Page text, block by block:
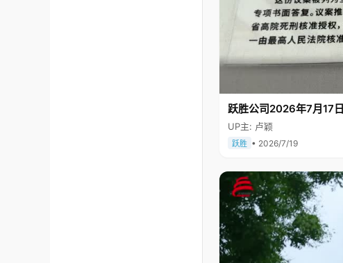
跃胜公司2026年7月17日
UP主: 卢颖
跃胜 • 2026/7/19